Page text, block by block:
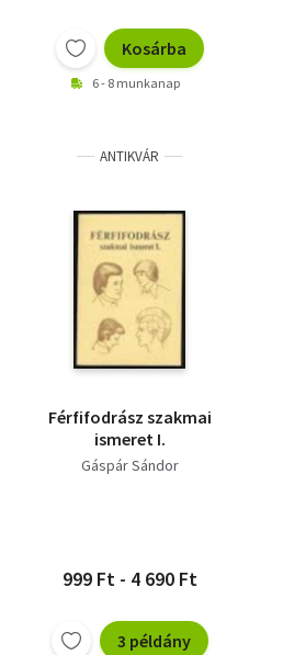
Kosárba
6 - 8 munkanap
ANTIKVÁR
Férfifodrász szakmai
ismeret I.
Gáspár Sándor
999 Ft - 4 690 Ft
3 példány